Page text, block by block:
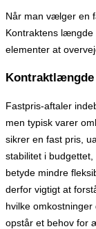
Når man vælger en
Kontraktens længde
elementer at
Fastpris-aftaler
men typisk varer
sikrer en fast pris,
stabilitet i
betyde mindre
derfor vigtigt at
hvilke
opstår et behov for